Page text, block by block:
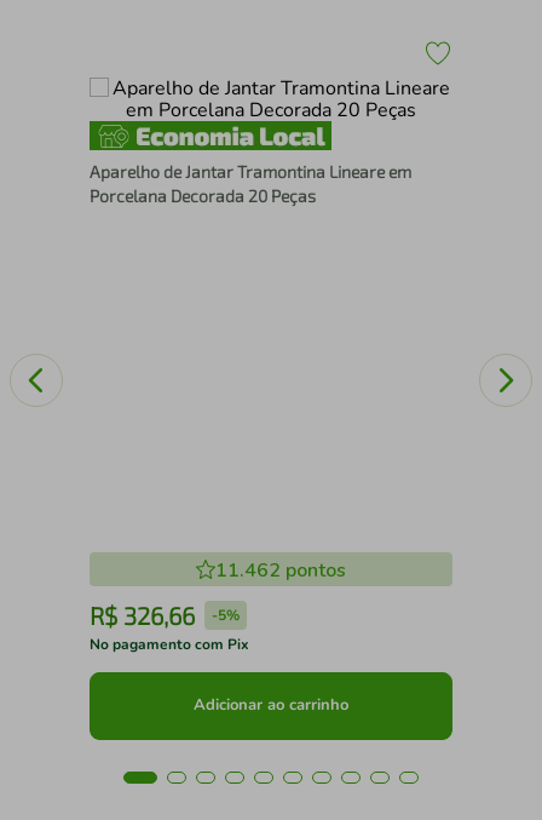
Aparelho de Jantar Tramontina Lineare em
Porcelana Decorada 20 Peças
11.462 pontos
R$ 326,66 -5%
No pagamento com Pix
Adicionar ao carrinho